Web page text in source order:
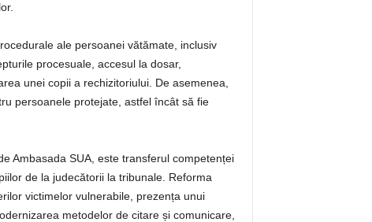
ale persoanei vătămate, inclusiv
procesuale, accesul la dosar,
unei copii a rechizitoriului. De asemenea,
persoanele protejate, astfel încât să fie
Ambasada SUA, este transferul competenței
de la judecătorii la tribunale. Reforma
victimelor vulnerabile, prezența unui
metodelor de citare și comunicare,